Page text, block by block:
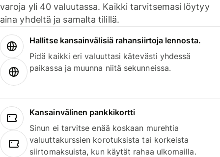
varoja yli 40 valuutassa. Kaikki tarvitsemasi löytyy
aina yhdeltä ja samalta tilillä.
Hallitse kansainvälisiä rahansiirtoja lennosta.
Pidä kaikki eri valuuttasi kätevästi yhdessä
paikassa ja muunna niitä sekunneissa.
Kansainvälinen pankkikortti
Sinun ei tarvitse enää koskaan murehtia
valuuttakurssien korotuksista tai korkeista
siirtomaksuista, kun käytät rahaa ulkomailla.